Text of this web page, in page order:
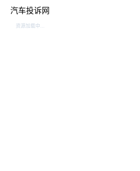
汽车投诉网
资源加载中...